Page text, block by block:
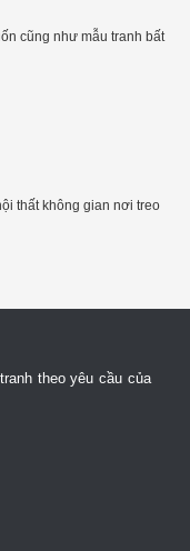
cũng như mẫu tranh bất
thất không gian nơi treo
theo yêu cầu của